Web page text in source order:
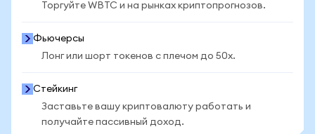
Торгуйте WBTC и на рынках криптопрогнозов.
Фьючерсы
Лонг или шорт токенов с плечом до 50x.
Стейкинг
Заставьте вашу криптовалюту работать и
получайте пассивный доход.